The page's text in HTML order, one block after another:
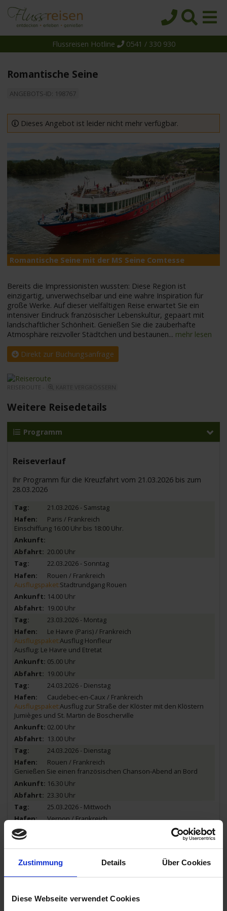
Zustimmung Details Über Cookies
Diese Webseite verwendet Cookies
Reedereien
Über uns
Wissen
Flussreisen Hotline 0541 / 330 930
Romantische Seine
ANGEBOTS-ID: 198767
Dieses Angebot ist leider nicht mehr verfügbar.
Romantische Seine mit der MS Seine Comtesse
Bereits die Impressionisten wussten: Diese Region ist
einzigartig, unverwechselbar und eine wahre Inspiration für
große Werke. Auf dieser vielfältigen Reise erwartet Sie ein
intensiver Eindruck französischer Lebenskultur, gepaart mit
landschaftlicher Schönheit. Genießen Sie die zauberhafte
Atmosphäre reizvoller Städtchen und bestaunen... mehr lesen
Direkt zur Buchungsanfrage
REISEROUTE -
Weitere Reisedetails
Programm
Reiseverlauf
Ihr Programm für die Kreuzfahrt vom 21.03.2026 bis zum
28.03.2026
21.03.2026 - Samstag
Paris / Frankreich
Einschiffung 16:00 Uhr bis 18:00 Uhr.
20.00 Uhr
22.03.2026 - Sonntag
Rouen / Frankreich
Ausflugspaket:Stadtrundgang Rouen
14.00 Uhr
19.00 Uhr
23.03.2026 - Montag
Le Havre (Paris) / Frankreich
Ausflugspaket:Ausflug Honfleur
Ausflug: Le Havre und Etretat
05.00 Uhr
19.00 Uhr
24.03.2026 - Dienstag
Caudebec-en-Caux / Frankreich
Ausflugspaket:Ausflug zur Straße der Klöster mit den Klöstern
Jumièges und St. Martin de Boscherville
02.00 Uhr
13.00 Uhr
24.03.2026 - Dienstag
Rouen / Frankreich
Genießen Sie einen französischen Chanson-Abend an Bord
16.30 Uhr
23.30 Uhr
25.03.2026 - Mittwoch
Vernon / Frankreich
Ausflug: Giverny mit Monet-Haus
14.00 Uhr
25.03.2026 - Mittwoch
Conflans-Sainte-Honorine / Frankreich